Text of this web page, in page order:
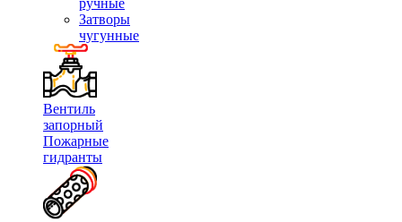
ручные
Затворы
чугунные
Вентиль
запорный
Пожарные
гидранты